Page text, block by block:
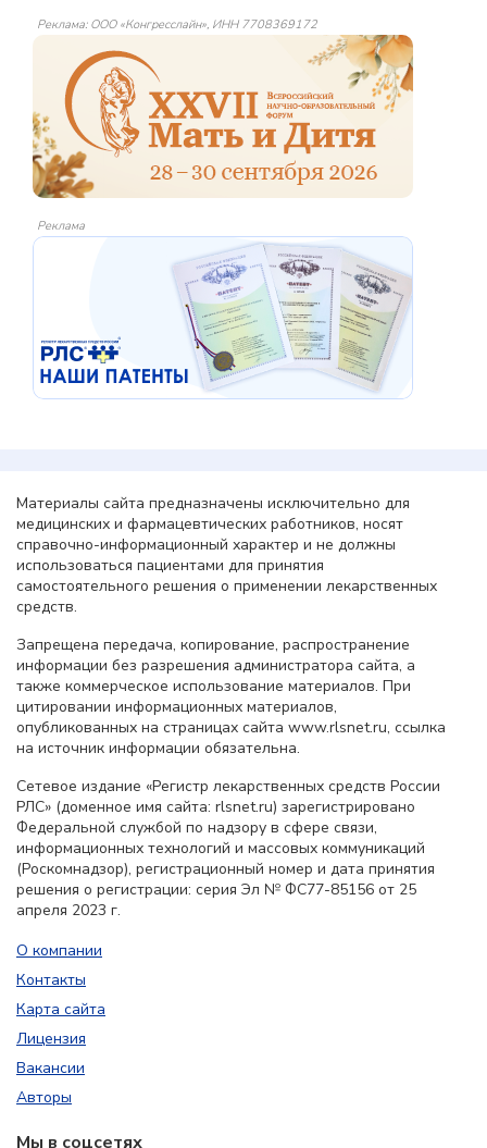
Реклама: ООО «Конгресслайн», ИНН 7708369172
Реклама
Материалы сайта предназначены исключительно для
медицинских и фармацевтических работников, носят
справочно-информационный характер и не должны
использоваться пациентами для принятия
самостоятельного решения о применении лекарственных
средств.
Запрещена передача, копирование, распространение
информации без разрешения администратора сайта, а
также коммерческое использование материалов. При
цитировании информационных материалов,
опубликованных на страницах сайта www.rlsnet.ru, ссылка
на источник информации обязательна.
Сетевое издание «Регистр лекарственных средств России
РЛС» (доменное имя сайта: rlsnet.ru) зарегистрировано
Федеральной службой по надзору в сфере связи,
информационных технологий и массовых коммуникаций
(Роскомнадзор), регистрационный номер и дата принятия
решения о регистрации: серия Эл № ФС77-85156 от 25
апреля 2023 г.
О компании
Контакты
Карта сайта
Лицензия
Вакансии
Авторы
Мы в соцсетях